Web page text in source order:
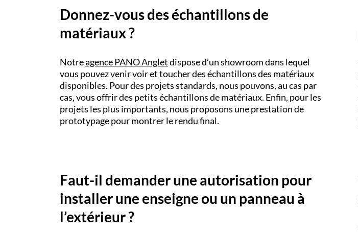
Donnez-vous des échantillons de
matériaux ?
Notreagence PANO Angletdispose d’un showroom dans lequel
vous pouvez venir voir et toucher des échantillons des matériaux
disponibles. Pour des projets standards, nous pouvons, au cas par
cas, vous offrir des petits échantillons de matériaux. Enfin, pour les
projets les plus importants, nous proposons une prestation de
prototypage pour montrer le rendu final.
Faut-il demander une autorisation pour
installer une enseigne ou un panneau à
l’extérieur ?